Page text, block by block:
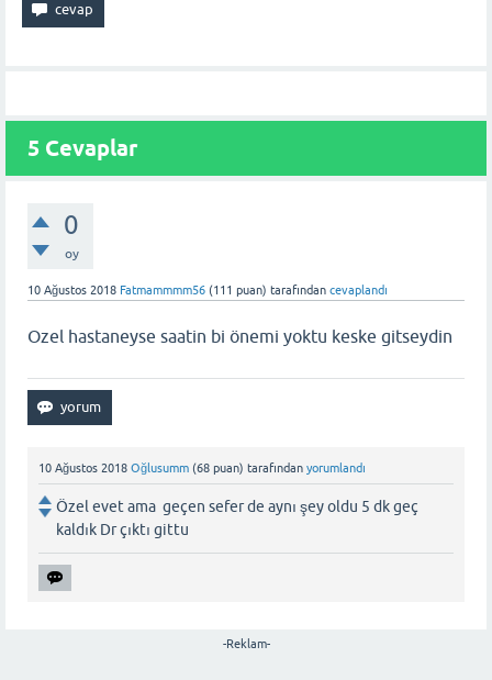
5 Cevaplar
0
oy
10 Ağustos 2018 Fatmammmm56 (111 puan) tarafından cevaplandı
Ozel hastaneyse saatin bi önemi yoktu keske gitseydin
10 Ağustos 2018 Oğlusumm (68 puan) tarafından yorumlandı
Özel evet ama geçen sefer de aynı şey oldu 5 dk geç
kaldık Dr çıktı gittu
-Reklam-